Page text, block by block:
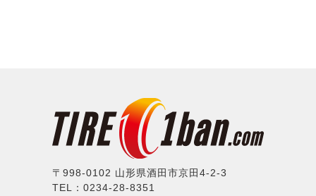
〒998-0102 山形県酒田市京田4-2-3
TEL：0234-28-8351